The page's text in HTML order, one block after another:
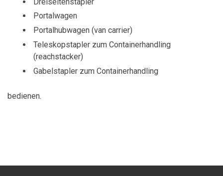
Portalwagen
Portalhubwagen (van carrier)
Teleskopstapler zum Containerhandling
(reachstacker)
Gabelstapler zum Containerhandling
bedienen.